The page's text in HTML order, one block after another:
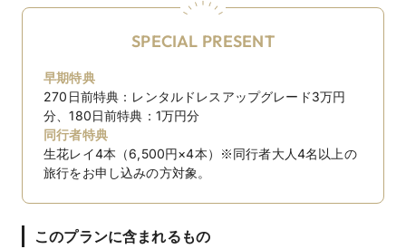
SPECIAL PRESENT
早期特典
270日前特典：レンタルドレスアップグレード3万円
分、180日前特典：1万円分
同行者特典
生花レイ4本（6,500円×4本）※同行者大人4名以上の
旅行をお申し込みの方対象。
このプランに含まれるもの